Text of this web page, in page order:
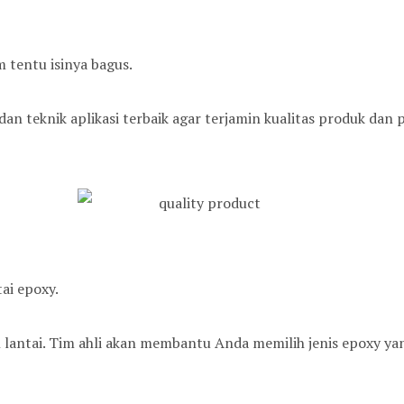
tentu isinya bagus.
teknik aplikasi terbaik agar terjamin kualitas produk dan
epoxy.
Tim ahli akan membantu Anda memilih jenis epoxy